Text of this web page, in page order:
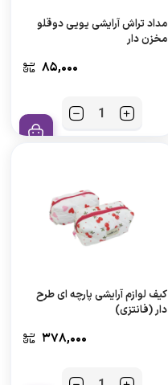
مداد تراش آرایشی یویی دوقلو
مخزن دار
۸۵,۰۰۰
کیف لوازم آرایشی پارچه ای طرح
دار (فانتزی)
۳۷۸,۰۰۰